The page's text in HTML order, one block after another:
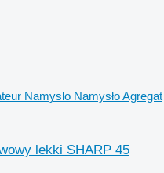
Namyslo Namysło Agregat
lekki SHARP 45